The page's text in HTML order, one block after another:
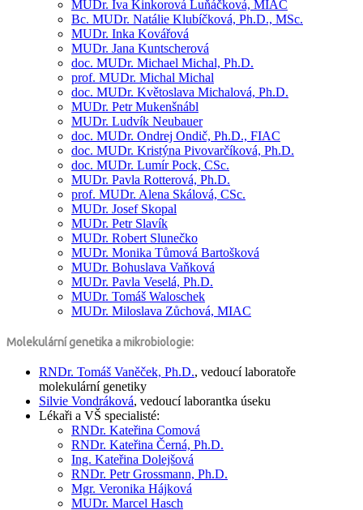
MUDr. Iva Kinkorová Luňáčková, MIAC
Bc. MUDr. Natálie Klubíčková, Ph.D., MSc.
MUDr. Inka Kovářová
MUDr. Jana Kuntscherová
doc. MUDr. Michael Michal, Ph.D.
prof. MUDr. Michal Michal
doc. MUDr. Květoslava Michalová, Ph.D.
MUDr. Petr Mukenšnábl
MUDr. Ludvík Neubauer
doc. MUDr. Ondrej Ondič, Ph.D., FIAC
doc. MUDr. Kristýna Pivovarčíková, Ph.D.
doc. MUDr. Lumír Pock, CSc.
MUDr. Pavla Rotterová, Ph.D.
prof. MUDr. Alena Skálová, CSc.
MUDr. Josef Skopal
MUDr. Petr Slavík
MUDr. Robert Slunečko
MUDr. Monika Tůmová Bartošková
MUDr. Bohuslava Vaňková
MUDr. Pavla Veselá, Ph.D.
MUDr. Tomáš Waloschek
MUDr. Miloslava Zůchová, MIAC
Molekulární genetika a mikrobiologie:
RNDr. Tomáš Vaněček, Ph.D., vedoucí laboratoře
molekulární genetiky
Silvie Vondráková, vedoucí laborantka úseku
Lékaři a VŠ specialisté:
RNDr. Kateřina Comová
RNDr. Kateřina Černá, Ph.D.
Ing. Kateřina Dolejšová
RNDr. Petr Grossmann, Ph.D.
Mgr. Veronika Hájková
MUDr. Marcel Hasch